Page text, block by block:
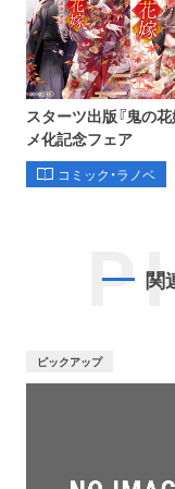
スターツ出版『鬼の花
メ化記念フェア
コミック・ラノベ
関
ピックアップ